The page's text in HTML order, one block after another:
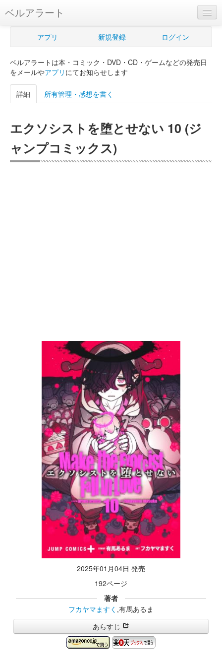
ベルアラート
ベルアラートとは
新規登録
ログイン
購入管理
Myシェルフ
アプリ 新規登録 ログイン
ベルアラートは本・コミック・DVD・CD・ゲームなどの発売日
をメールやアプリ にてお知らせします
詳細 所有管理・感想を書く
エクソシストを堕とせない 10 (ジ
ャンプコミックス)
2025年01月04日 発売
192ページ
著者
フカヤマますく ,有馬あるま
あらすじ